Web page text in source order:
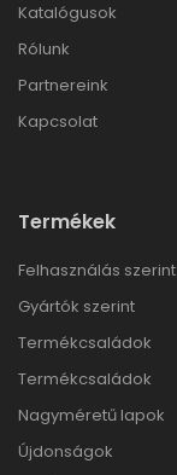
Katalógusok
Rólunk
Partnereink
Kapcsolat
Termékek
Felhasználás szerint
Gyártók szerint
Termékcsaládok
Termékcsaládok
Nagyméretű lapok
Újdonságok